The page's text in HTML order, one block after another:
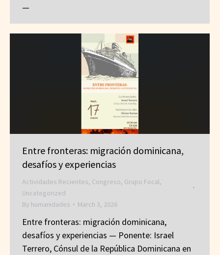
—
Entre fronteras: migración dominicana,
desafíos y experiencias
Actividades Recientes, Congreso, Grupo Focal,
Uncategorized
By humanidades March 3, 2026
Entre fronteras: migración dominicana,
desafíos y experiencias — Ponente: Israel
Terrero, Cónsul de la República Dominicana en